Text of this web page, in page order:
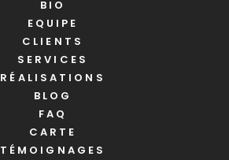
BIO
EQUIPE
CLIENTS
SERVICES
RÉALISATIONS
BLOG
FAQ
CARTE
TÉMOIGNAGES